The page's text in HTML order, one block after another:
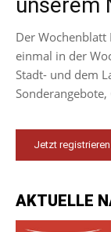
Der
einmal in der
Stadt- und dem
Jetzt registrieren
AKTUELLE